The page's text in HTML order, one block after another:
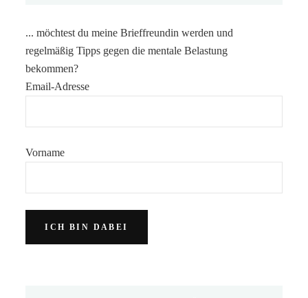
... möchtest du meine Brieffreundin werden und
regelmäßig Tipps gegen die mentale Belastung
bekommen?
Email-Adresse
Vorname